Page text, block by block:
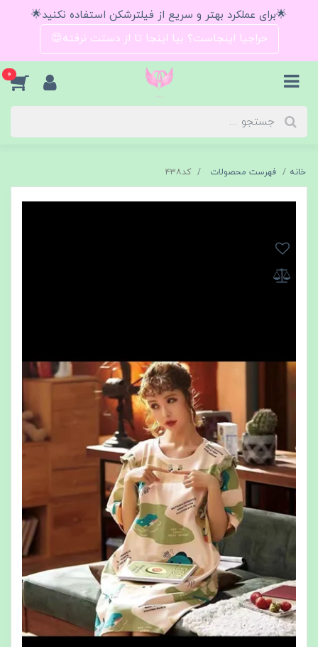
🌟برای عملکرد بهتر و سریع از فیلترشکن استفاده نکنید🌟
حراجیا اینجاست؟ بیا اینجا تا از دستت نرفته😍
0
خانه فهرست محصولات كد٤٣٨